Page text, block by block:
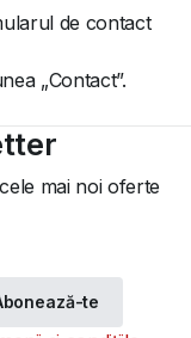
de contact
„Contact”.
mai noi oferte
te